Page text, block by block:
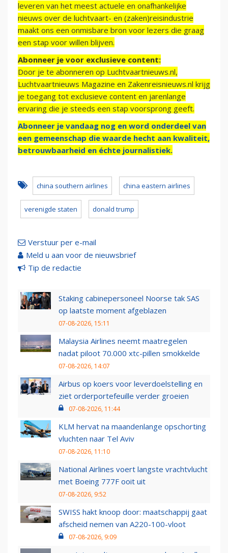
leveren van het meest actuele en onafhankelijke
nieuws over de luchtvaart- en (zaken)reisindustrie
maakt ons een onmisbare bron voor lezers die graag
een stap voor willen blijven.
Abonneer je voor exclusieve content:
Door je te abonneren op Luchtvaartnieuws.nl,
Luchtvaartnieuws Magazine en Zakenreisnieuws.nl krijg
je toegang tot exclusieve content en jarenlange
ervaring die je steeds een stap voorsprong geeft.
Abonneer je vandaag nog en word onderdeel van
een gemeenschap die waarde hecht aan kwaliteit,
betrouwbaarheid en échte journalistiek.
china southern airlines china eastern airlines
verenigde staten donald trump
Verstuur per e-mail
Meld u aan voor de nieuwsbrief
Tip de redactie
Staking cabinepersoneel Noorse tak SAS
op laatste moment afgeblazen
07-08-2026, 15:11
Malaysia Airlines neemt maatregelen
nadat piloot 70.000 xtc-pillen smokkelde
07-08-2026, 14:07
Airbus op koers voor leverdoelstelling en
ziet orderportefeuille verder groeien
07-08-2026, 11:44
KLM hervat na maandenlange opschorting
vluchten naar Tel Aviv
07-08-2026, 11:10
National Airlines voert langste vrachtvlucht
met Boeing 777F ooit uit
07-08-2026, 9:52
SWISS hakt knoop door: maatschappij gaat
afscheid nemen van A220-100-vloot
07-08-2026, 9:09